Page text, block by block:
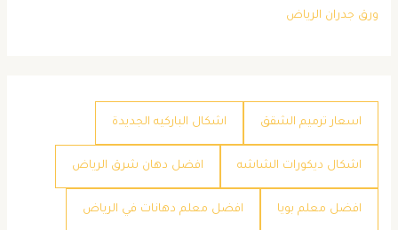
ورق جدران الرياض
اسعار ترميم الشقق اشكال الباركيه الجديدة
اشكال ديكورات الشاشه افضل دهان شرق الرياض
افضل معلم بويا افضل معلم دهانات في الرياض